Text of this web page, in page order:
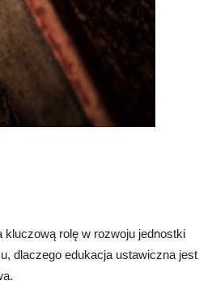
rolę w rozwoju jednostki
dlaczego edukacja ustawiczna jest